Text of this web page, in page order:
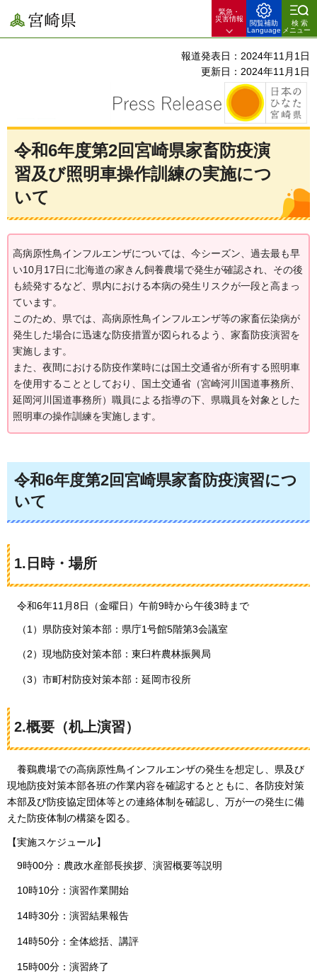
宮崎県
緊急・
災害情報
閲覧補助
Language
検索
メニュー
報道発表日：2024年11月1日
更新日：2024年11月1日
令和6年度第2回宮崎県家畜防疫演
習及び照明車操作訓練の実施につ
いて
高病原性鳥インフルエンザについては、今シーズン、過去最も早
い10月17日に北海道の家きん飼養農場で発生が確認され、その後
も続発するなど、県内における本病の発生リスクが一段と高まっ
ています。
このため、県では、高病原性鳥インフルエンザ等の家畜伝染病が
発生した場合に迅速な防疫措置が図られるよう、家畜防疫演習を
実施します。
また、夜間における防疫作業時には国土交通省が所有する照明車
を使用することとしており、国土交通省（宮崎河川国道事務所、
延岡河川国道事務所）職員による指導の下、県職員を対象とした
照明車の操作訓練を実施します。
令和6年度第2回宮崎県家畜防疫演習につ
いて
1.日時・場所
令和6年11月8日（金曜日）午前9時から午後3時まで
（1）県防疫対策本部：県庁1号館5階第3会議室
（2）現地防疫対策本部：東臼杵農林振興局
（3）市町村防疫対策本部：延岡市役所
2.概要（机上演習）
養鷄農場での高病原性鳥インフルエンザの発生を想定し、県及び
現地防疫対策本部各班の作業内容を確認するとともに、各防疫対策
本部及び防疫協定団体等との連絡体制を確認し、万が一の発生に備
えた防疫体制の構築を図る。
【実施スケジュール】
9時00分：農政水産部長挨拶、演習概要等説明
10時10分：演習作業開始
14時30分：演習結果報告
14時50分：全体総括、講評
15時00分：演習終了